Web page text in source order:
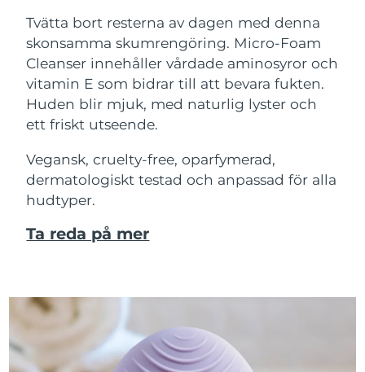
Tvätta bort resterna av dagen med denna
skonsamma skumrengöring. Micro-Foam
Cleanser innehåller vårdade aminosyror och
vitamin E som bidrar till att bevara fukten.
Huden blir mjuk, med naturlig lyster och
ett friskt utseende.
Vegansk, cruelty-free, oparfymerad,
dermatologiskt testad och anpassad för alla
hudtyper.
Ta reda på mer